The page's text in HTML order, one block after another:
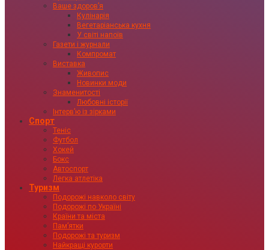
Ваше здоровʼя
Кулінарія
Вегетаріанська кухня
У світі напоїв
Газети і журнали
Компромат
Виставка
Живопис
Новинки моди
Знаменитості
Любовні історії
Інтервʼю із зірками
Спорт
Теніс
Футбол
Хокей
Бокс
Автоспорт
Легка атлетіка
Туризм
Подорожі навколо світу
Подорожі по Україні
Країни та міста
Пам’ятки
Подорожі та туризм
Найкращі курорти